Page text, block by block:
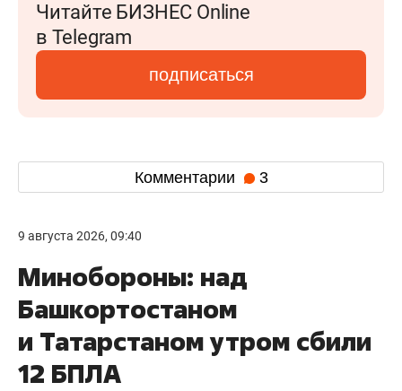
Читайте БИЗНЕС Online
в Telegram
подписаться
Комментарии 3
9 августа 2026, 09:40
Минобороны: над
Башкортостаном
и Татарстаном утром сбили
12 БПЛА